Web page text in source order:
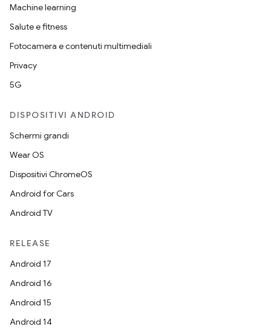
Machine learning
Salute e fitness
Fotocamera e contenuti multimediali
Privacy
5G
DISPOSITIVI ANDROID
Schermi grandi
Wear OS
Dispositivi ChromeOS
Android for Cars
Android TV
RELEASE
Android 17
Android 16
Android 15
Android 14